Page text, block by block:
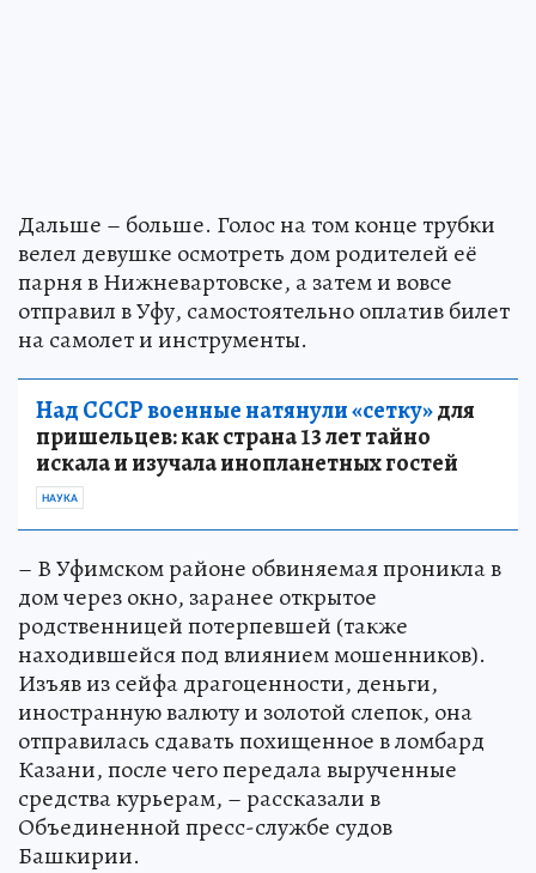
Дальше – больше. Голос на том конце трубки
велел девушке осмотреть дом родителей её
парня в Нижневартовске, а затем и вовсе
отправил в Уфу, самостоятельно оплатив билет
на самолет и инструменты.
Над СССР военные натянули «сетку»для
пришельцев: как страна 13 лет тайно
искала и изучала инопланетных гостей
НАУКА
– В Уфимском районе обвиняемая проникла в
дом через окно, заранее открытое
родственницей потерпевшей (также
находившейся под влиянием мошенников).
Изъяв из сейфа драгоценности, деньги,
иностранную валюту и золотой слепок, она
отправилась сдавать похищенное в ломбард
Казани, после чего передала вырученные
средства курьерам, – рассказали в
Объединенной пресс-службе судов
Башкирии.